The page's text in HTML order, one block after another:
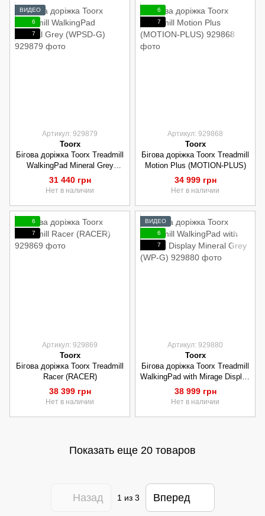
ВИДЕО
6
7
Артикул: 929879
Toorx
Бігова доріжка Toorx Treadmill
WalkingPad Mineral Grey
(WPSD-G)
31 440 грн
Нет в наличии
6
7
Артикул: 929868
Toorx
Бігова доріжка Toorx Treadmill
Motion Plus (MOTION-PLUS)
34 999 грн
Нет в наличии
6
7
Артикул: 929869
Toorx
Бігова доріжка Toorx Treadmill
Racer (RACER)
38 399 грн
Нет в наличии
ВИДЕО
6
7
Артикул: 929880
Toorx
Бігова доріжка Toorx Treadmill
WalkingPad with Mirage Display
Mineral Grey (WP-G)
38 999 грн
Нет в наличии
Показать еще 20 товаров
Назад 1из 3 Вперед